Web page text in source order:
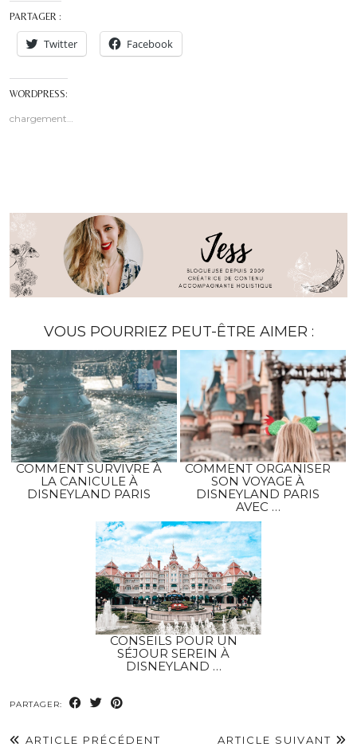
PARTAGER :
Twitter Facebook
WORDPRESS:
chargement…
VOUS POURRIEZ PEUT-ÊTRE AIMER :
COMMENT SURVIVRE À
LA CANICULE À
DISNEYLAND PARIS
COMMENT ORGANISER
SON VOYAGE À
DISNEYLAND PARIS
AVEC …
CONSEILS POUR UN
SÉJOUR SEREIN À
DISNEYLAND …
PARTAGER:
ARTICLE PRÉCÉDENT
ARTICLE SUIVANT